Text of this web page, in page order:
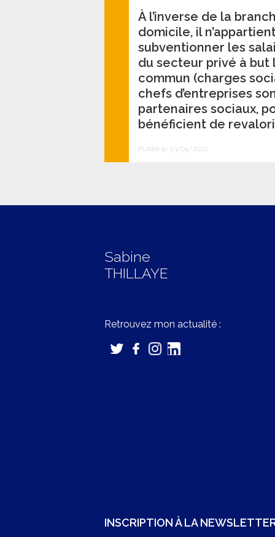
À l’inverse de la
domicile, il
subventionner les
du secteur privé à
commun (charges
chefs d’entreprises
partenaires sociaux,
bénéficient de
Publié le 23/04/2021
Sabine
THILLAYE
Retrouvez mon actualité :
INSCRIPTION À LA